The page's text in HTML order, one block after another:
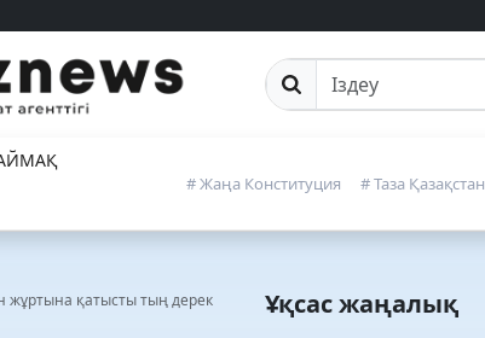
Сайттан іздеу
# Жаңа Конституция # Таза Қазақстан
жұртына қатысты тың дерек
Ұқсас жаңалық